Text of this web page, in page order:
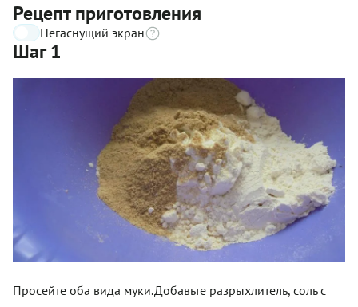
Рецепт приготовления
Негаснущий экран
Шаг 1
Просейте оба вида муки.Добавьте разрыхлитель, соль с